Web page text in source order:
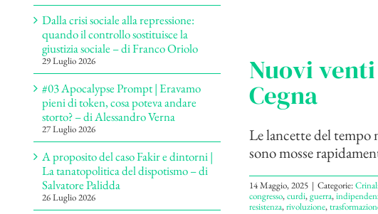
Nuovi
Cegna
Le lancette del tempo
sono mosse
14 Maggio, 2025 | Categorie:
congresso,curdi,guerra,
resistenza,rivoluzione,
Dalla crisi sociale alla repressione:
quando il controllo sostituisce la
giustizia sociale – di Franco Oriolo
29 Luglio 2026
#03 Apocalypse Prompt | Eravamo
pieni di token, cosa poteva andare
storto? – di Alessandro Verna
27 Luglio 2026
A proposito del caso Fakir e dintorni |
La tanatopolitica del dispotismo – di
Salvatore Palidda
26 Luglio 2026